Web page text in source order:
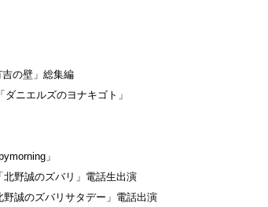
の壁」総集編
ニエルズのヨナキゴト」
」
野誠のズバリ」電話生出演
誠のズバリサタデー」電話出演